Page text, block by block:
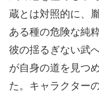
蔵とは対照的に、
ある種の危険な純
彼の揺るぎない武
が自身の道を見つ
た。キャラクター